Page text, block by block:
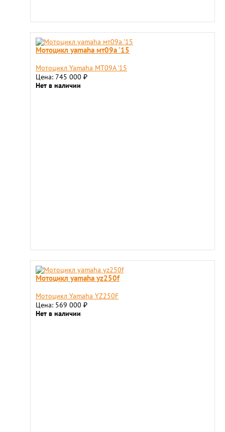
Мотоцикл yamaha мт09a '15
Мотоцикл Yamaha МТ09A '15
Цена: 745 000 ₽
Нет в наличии
Мотоцикл yamaha yz250f
Мотоцикл Yamaha YZ250F
Цена: 569 000 ₽
Нет в наличии